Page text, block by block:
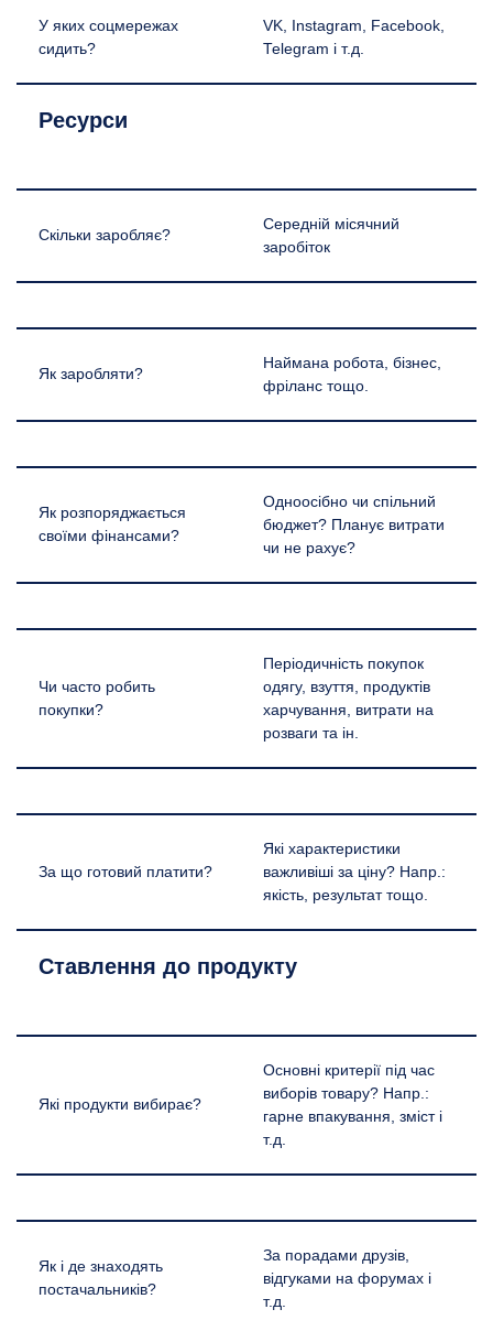
У яких соцмережах
сидить?
VK, Instagram, Facebook,
Telegram і т.д.
Ресурси
Скільки заробляє?
Середній місячний
заробіток
Як заробляти?
Наймана робота, бізнес,
фріланс тощо.
Як розпоряджається
своїми фінансами?
Одноосібно чи спільний
бюджет? Планує витрати
чи не рахує?
Чи часто робить
покупки?
Періодичність покупок
одягу, взуття, продуктів
харчування, витрати на
розваги та ін.
За що готовий платити?
Які характеристики
важливіші за ціну? Напр.:
якість, результат тощо.
Ставлення до продукту
Які продукти вибирає?
Основні критерії під час
виборів товару? Напр.:
гарне впакування, зміст і
т.д.
Як і де знаходять
постачальників?
За порадами друзів,
відгуками на форумах і
т.д.